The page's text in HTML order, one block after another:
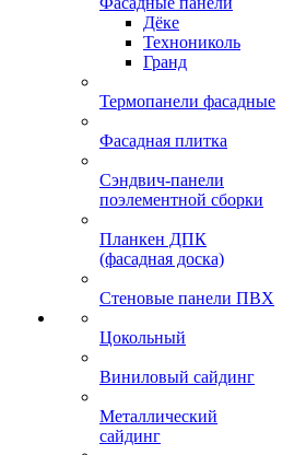
Дёке
Технониколь
Гранд
Термопанели фасадные
Фасадная плитка
Сэндвич-панели
поэлементной сборки
Планкен ДПК
(фасадная доска)
Стеновые панели ПВХ
Цокольный
Виниловый сайдинг
Металлический
сайдинг